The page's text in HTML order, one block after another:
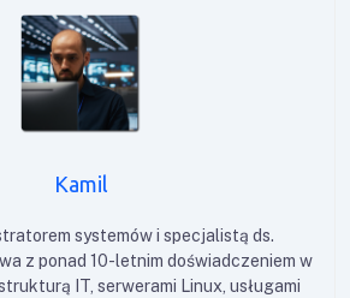
Kamil
systemów i specjalistą ds.
z ponad 10-letnim doświadczeniem w
IT, serwerami Linux, usługami